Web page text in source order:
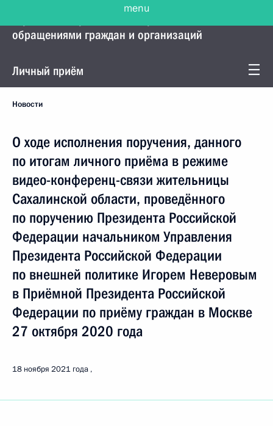
обращениями граждан и организаций
Личный приём
Новости
О ходе исполнения поручения, данного
по итогам личного приёма в режиме
видео-конференц-связи жительницы
Сахалинской области, проведённого
по поручению Президента Российской
Федерации начальником Управления
Президента Российской Федерации
по внешней политике Игорем Неверовым
в Приёмной Президента Российской
Федерации по приёму граждан в Москве
27 октября 2020 года
18 ноября 2021 года